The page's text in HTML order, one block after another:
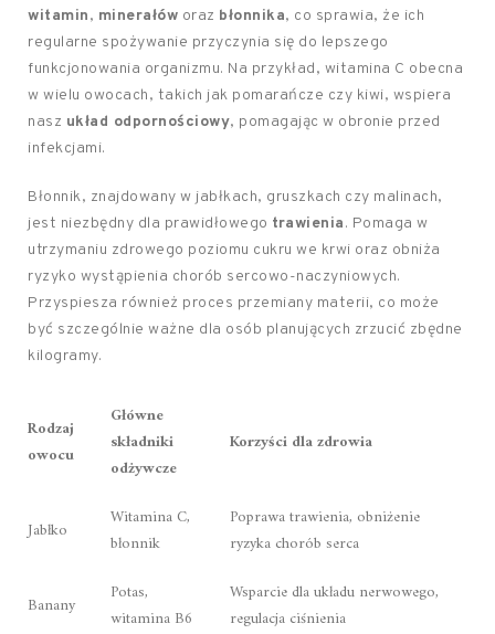
witamin, minerałów oraz błonnika, co sprawia, że ich
regularne spożywanie przyczynia się do lepszego
funkcjonowania organizmu. Na przykład, witamina C obecna
w wielu owocach, takich jak pomarańcze czy kiwi, wspiera
nasz układ odpornościowy, pomagając w obronie przed
infekcjami.
Błonnik, znajdowany w jabłkach, gruszkach czy malinach,
jest niezbędny dla prawidłowego trawienia. Pomaga w
utrzymaniu zdrowego poziomu cukru we krwi oraz obniża
ryzyko wystąpienia chorób sercowo-naczyniowych.
Przyspiesza również proces przemiany materii, co może
być szczególnie ważne dla osób planujących zrzucić zbędne
kilogramy.
Rodzaj
owocu
Główne
składniki
odżywcze
Korzyści dla zdrowia
Jabłko
Witamina C,
błonnik
Poprawa trawienia, obniżenie
ryzyka chorób serca
Banany
Potas,
witamina B6
Wsparcie dla układu nerwowego,
regulacja ciśnienia